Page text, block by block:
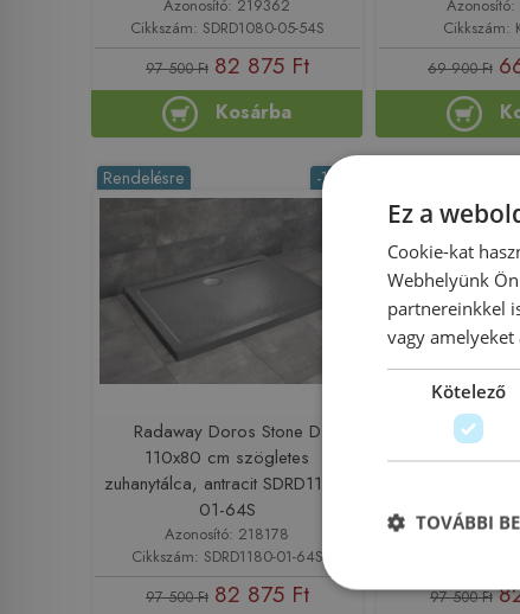
Azonosító: 219362
Cikkszám: SDRD1080-05-54S
97 500 Ft 82 875 Ft
Kosárba
Cikkszám:
69 900 Ft
-15%
Rendelésre
Radaway Doros Stone D
110x80 cm szögletes
zuhanytálca, antracit SDRD1180-
01-64S
Azonosító: 218178
Cikkszám: SDRD1180-01-64S
97 500 Ft 82 875 Ft
Radaway
110x80
01-
97 500 Ft
Ez a
Cookie-kat
Webhelyünk
partnereinkkel
vagy
Kötelező
TOVÁBBI